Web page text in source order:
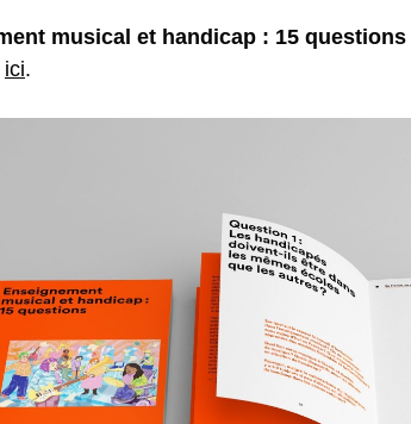
musical et handicap : 15 questions
ici.